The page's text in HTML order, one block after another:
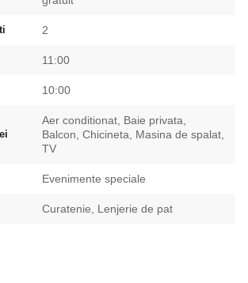
2
11:00
10:00
Aer conditionat, Baie privata,
Balcon, Chicineta, Masina de spalat,
TV
Evenimente speciale
Curatenie, Lenjerie de pat